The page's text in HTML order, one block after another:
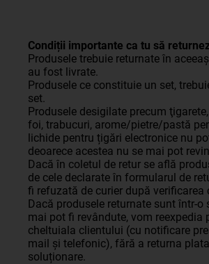
Condiții importante ca tu să
Produsele trebuie returnate în
au fost livrate.
Produsele ce constituie un set,
set.
Produsele desigilate precum
foi, trabucuri, arome/pietre/pastă
lichide pentru țigări electronice nu
deoarece acestea nu se mai pot
Dacă în coletul de retur se află
de cele declarate în formularul de
fi refuzată de curier după verificarea
Dacă produsele returnate sunt într-o
mai pot fi revândute, vom reexpedia
cheltuiala clientului (cu notificare
mail și telefonic), fără a returna
soluționare.